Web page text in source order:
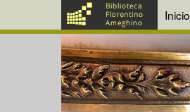
Inicio